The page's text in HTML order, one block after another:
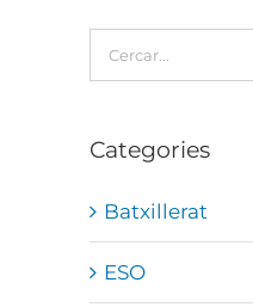
Cerca
…
Categories
Batxillerat
ESO